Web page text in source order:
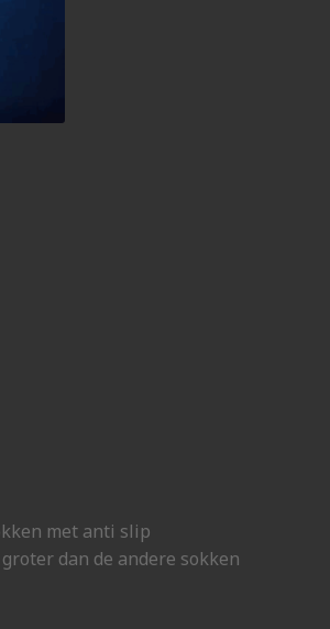
met anti slip
dan de andere sokken